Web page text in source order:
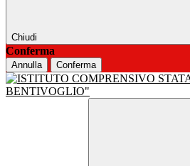
Chiudi
Conferma
Annulla Conferma